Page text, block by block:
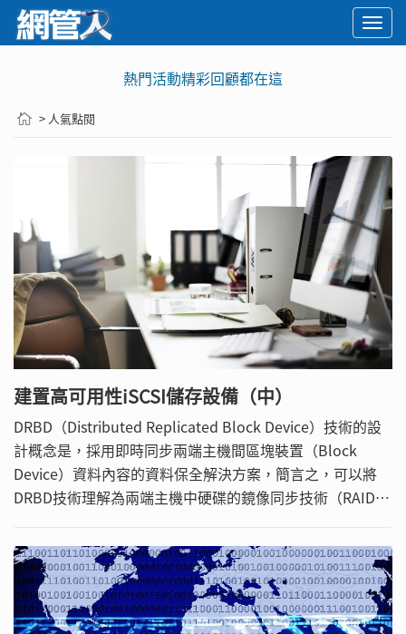
熱門活動精彩回顧都在這
> 人氣點閱
建置高可用性iSCSI儲存設備（中）
DRBD（Distributed Replicated Block Device）技術的設
計概念是，採用即時同步兩端主機間區塊裝置（Block
Device）資料內容的資料保全解決方案，簡言之，可以將
DRBD技術理解為兩端主機中硬碟的鏡像同步技術（RAID-